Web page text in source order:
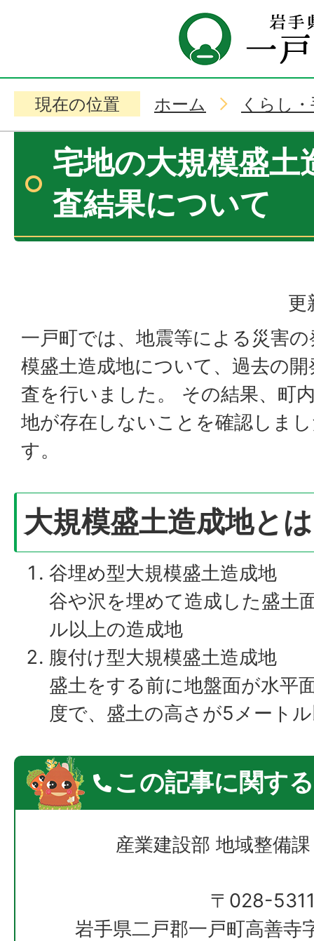
現在の位置 ホーム くらし
宅地の大規模盛土
査結果について
更
一戸町では、地震等による災害
模盛土造成地について、過去の
査を行いました。 その結果、町
地が存在しないことを確認しま
す。
大規模盛土造成地とは
谷埋め型大規模盛土造成地
谷や沢を埋めて造成した盛土
ル以上の造成地
腹付け型大規模盛土造成地
盛土をする前に地盤面が水平
度で、盛土の高さが5メート
この記事に関す
産業建設部 地域整備
〒028-
岩手県二戸郡一戸町高善寺